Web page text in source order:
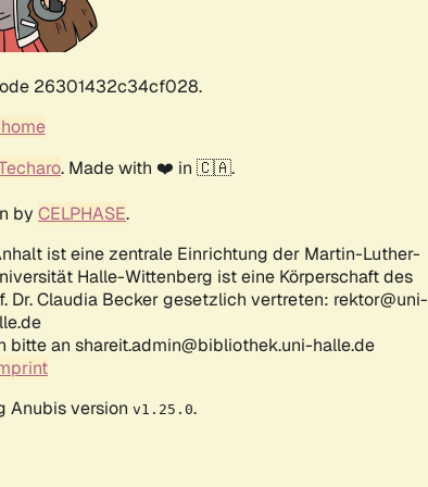
26301432c34cf028.
. Made with ❤️ in 🇨🇦.
by CELPHASE.
ist eine zentrale Einrichtung der Martin-Luther-
Halle-Wittenberg ist eine Körperschaft des
Dr. Claudia Becker gesetzlich vertreten: rektor@uni-
an shareit.admin@bibliothek.uni-halle.de
Anubis version v1.25.0.